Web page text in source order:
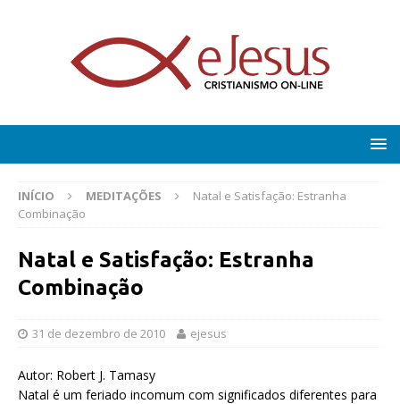
INÍCIO MEDITAÇÕES
Natal e Satisfação: Estranha
Combinação
Natal e Satisfação: Estranha
Combinação
31 de dezembro de 2010 ejesus
Autor: Robert J. Tamasy
Natal é um feriado incomum com significados diferentes para